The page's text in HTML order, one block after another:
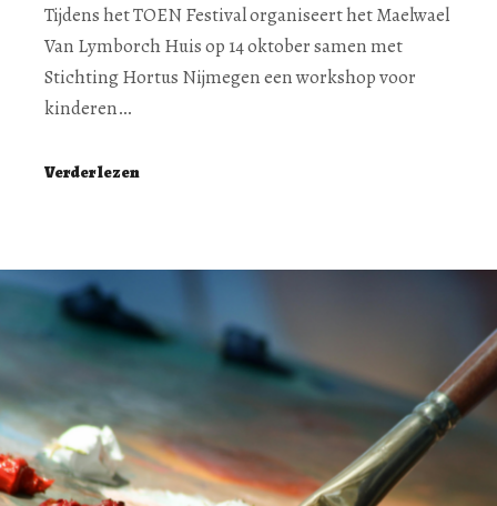
Tijdens het TOEN Festival organiseert het Maelwael
Van Lymborch Huis op 14 oktober samen met
Stichting Hortus Nijmegen een workshop voor
kinderen…
Verder lezen